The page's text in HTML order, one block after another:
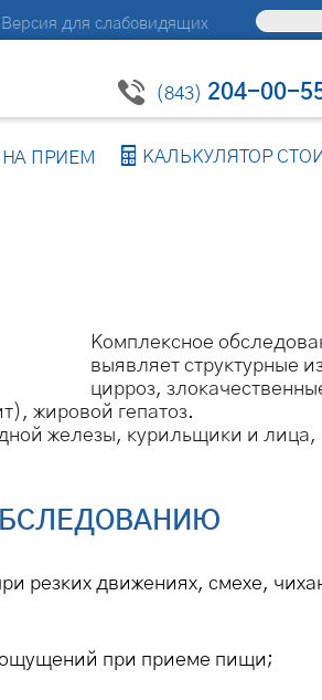
Версия для слабовидящих
(843) 204-00-
ПРИЕМ КАЛЬКУЛЯТОР
Комплексное
выявляет структурные
цирроз,
жировой гепатоз.
железы, курильщики и лица,
резких движениях, смехе,
ощущений при приеме пищи;